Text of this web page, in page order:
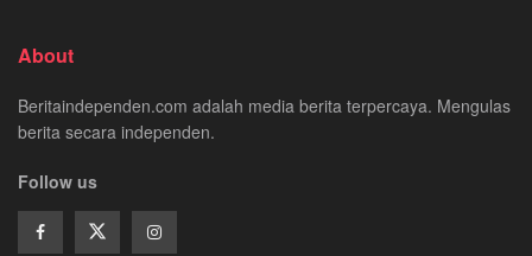
About
Beritaindependen.com adalah media berita terpercaya. Mengulas
berita secara independen.
Follow us